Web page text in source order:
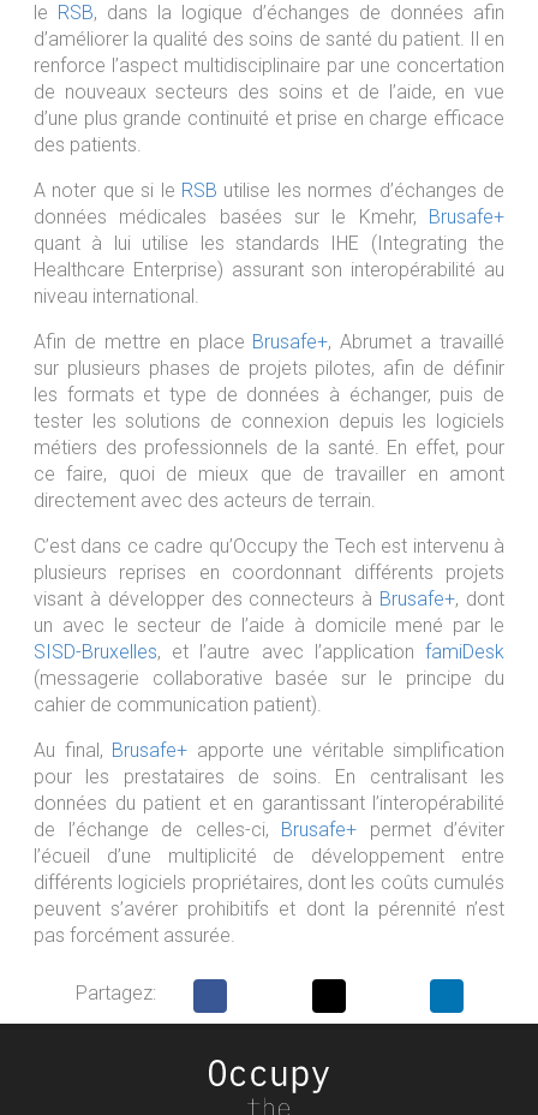
le RSB, dans la logique d’échanges de données afin
d’améliorer la qualité des soins de santé du patient. Il en
renforce l’aspect multidisciplinaire par une concertation
de nouveaux secteurs des soins et de l’aide, en vue
d’une plus grande continuité et prise en charge efficace
des patients.
A noter que si le RSB utilise les normes d’échanges de
données médicales basées sur le Kmehr, Brusafe+
quant à lui utilise les standards IHE (Integrating the
Healthcare Enterprise) assurant son interopérabilité au
niveau international.
Afin de mettre en place Brusafe+, Abrumet a travaillé
sur plusieurs phases de projets pilotes, afin de définir
les formats et type de données à échanger, puis de
tester les solutions de connexion depuis les logiciels
métiers des professionnels de la santé. En effet, pour
ce faire, quoi de mieux que de travailler en amont
directement avec des acteurs de terrain.
C’est dans ce cadre qu’Occupy the Tech est intervenu à
plusieurs reprises en coordonnant différents projets
visant à développer des connecteurs à Brusafe+, dont
un avec le secteur de l’aide à domicile mené par le
SISD-Bruxelles, et l’autre avec l’application famiDesk
(messagerie collaborative basée sur le principe du
cahier de communication patient).
Au final, Brusafe+ apporte une véritable simplification
pour les prestataires de soins. En centralisant les
données du patient et en garantissant l’interopérabilité
de l’échange de celles-ci, Brusafe+ permet d’éviter
l’écueil d’une multiplicité de développement entre
différents logiciels propriétaires, dont les coûts cumulés
peuvent s’avérer prohibitifs et dont la pérennité n’est
pas forcément assurée.
Partagez: